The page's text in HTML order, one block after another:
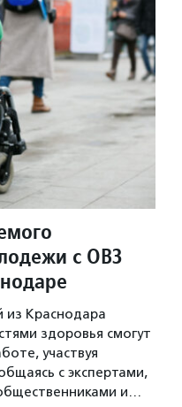
с ОВЗ
Краснодара
здоровья смогут
участвуя
с экспертами,
и…